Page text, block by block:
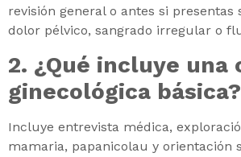
revisión general o antes si presentas
dolor pélvico, sangrado irregular o
2. ¿Qué incluye una
ginecológica básica?
Incluye entrevista médica,
mamaria, papanicolau y orientación